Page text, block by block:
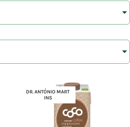
DR. ANTÓNIO MART
INS